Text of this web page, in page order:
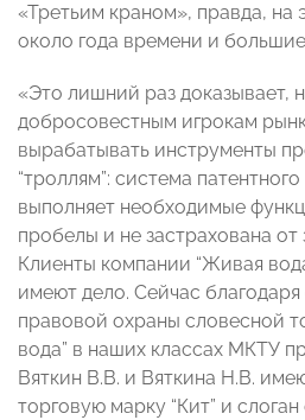
«Третьим краном», правда, на
около года времени и
«Это лишний раз доказывает,
добросовестным игрокам
вырабатывать инструменты
“троллям”: система
выполняет необходимые
пробелы и не застрахована
Клиенты компании “Живая
имеют дело. Сейчас
правовой охраны словесной
вода” в наших классах МКТУ
Вяткин В.В. и Вяткина Н.В.
торговую марку “Кит” и